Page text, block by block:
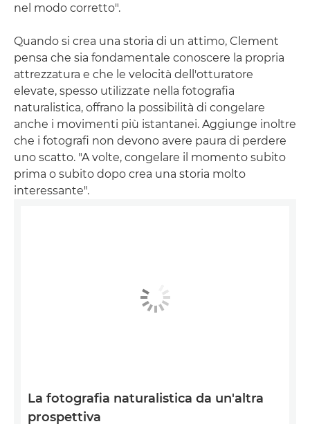
nel modo corretto".
Quando si crea una storia di un attimo, Clement
pensa che sia fondamentale conoscere la propria
attrezzatura e che le velocità dell'otturatore
elevate, spesso utilizzate nella fotografia
naturalistica, offrano la possibilità di congelare
anche i movimenti più istantanei. Aggiunge inoltre
che i fotografi non devono avere paura di perdere
uno scatto. "A volte, congelare il momento subito
prima o subito dopo crea una storia molto
interessante".
La fotografia naturalistica da un'altra
prospettiva